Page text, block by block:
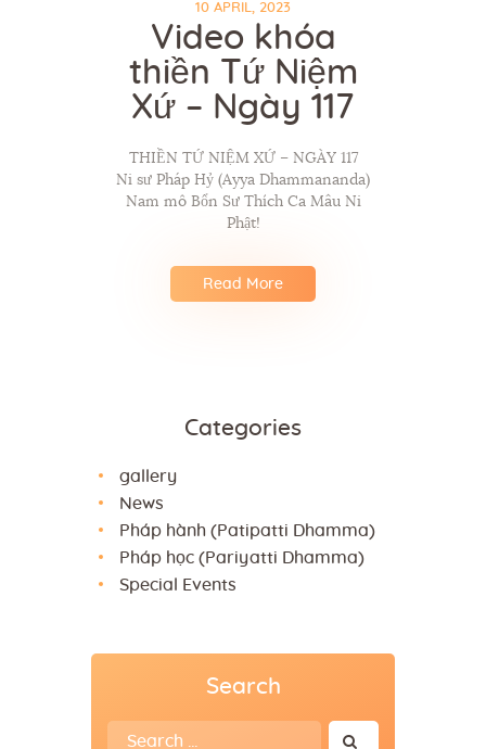
10 APRIL, 2023
Video khóa
thiền Tứ Niệm
Xứ – Ngày 117
THIỀN TỨ NIỆM XỨ – NGÀY 117
Ni sư Pháp Hỷ (Ayya Dhammananda)
Nam mô Bổn Sư Thích Ca Mâu Ni
Phật!
Read More
Categories
gallery
News
Pháp hành (Patipatti Dhamma)
Pháp học (Pariyatti Dhamma)
Special Events
Search
Search